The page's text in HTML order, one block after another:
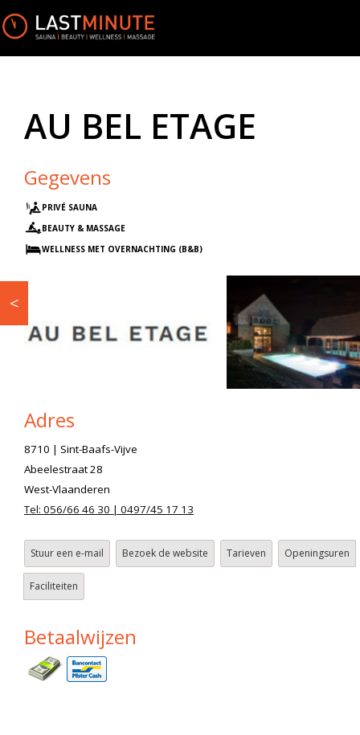
AU BEL ETAGE
Gegevens
PRIVÉ SAUNA
BEAUTY & MASSAGE
WELLNESS MET OVERNACHTING (B&B)
Adres
8710 | Sint-Baafs-Vijve
Abeelestraat 28
West-Vlaanderen
Tel: 056/66 46 30 | 0497/45 17 13
Stuur een e-mail Bezoek de website Tarieven Openingsuren
Faciliteiten
Betaalwijzen
<